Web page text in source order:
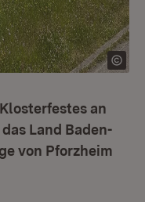
an
Land Baden-
von Pforzheim